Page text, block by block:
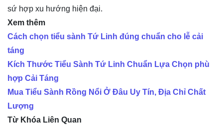
sứ hợp xu hướng hiện đại.
Xem thêm
Cách chọn tiểu sành Tứ Linh đúng chuẩn cho lễ cải
táng
Kích Thước Tiểu Sành Tứ Linh Chuẩn Lựa Chọn phù
hợp Cải Táng
Mua Tiểu Sành Rồng Nổi Ở Đâu Uy Tín, Địa Chỉ Chất
Lượng
Từ Khóa Liên Quan